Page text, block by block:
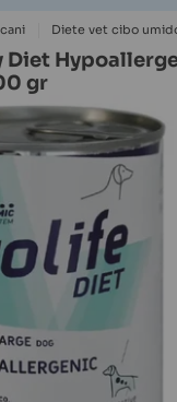
Diete vet cibo
Diet
gr
modale